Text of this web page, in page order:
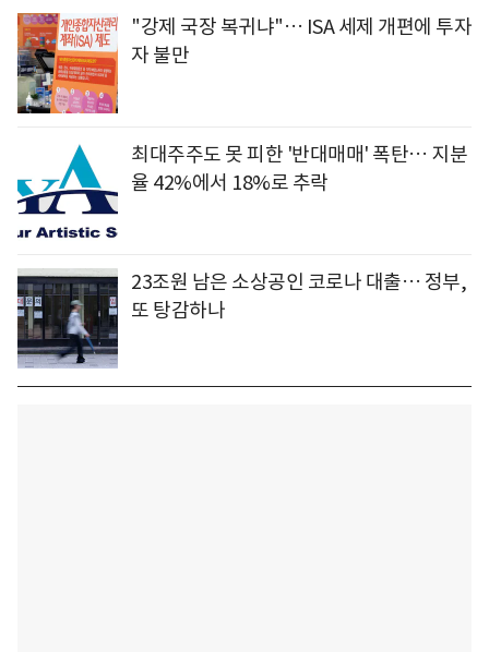
"강제 국장 복귀냐"… ISA 세제 개편에 투자
자 불만
최대주주도 못 피한 '반대매매' 폭탄… 지분
율 42%에서 18%로 추락
23조원 남은 소상공인 코로나 대출… 정부,
또 탕감하나